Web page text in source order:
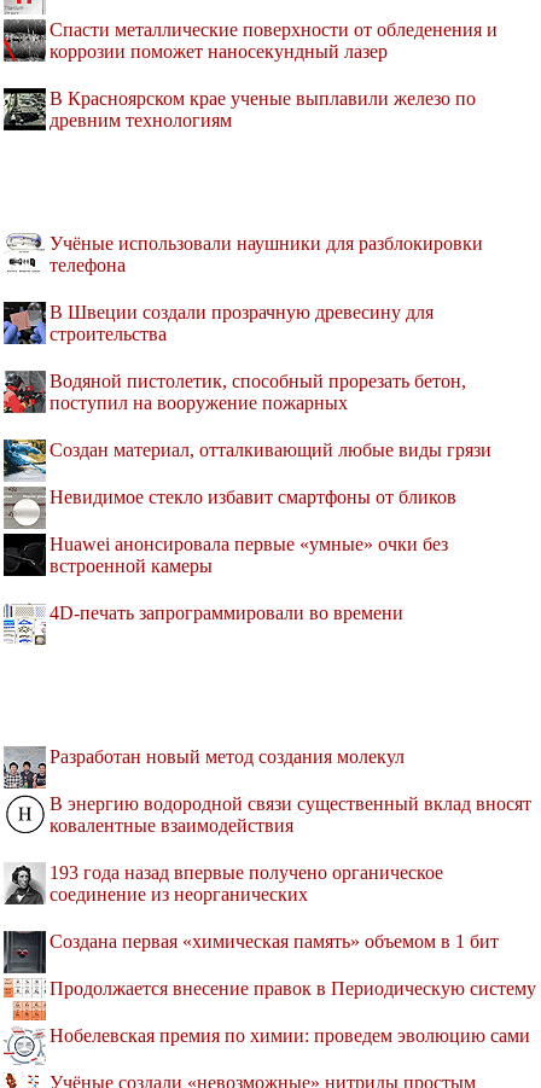
Спасти металлические поверхности от обледенения и
коррозии поможет наносекундный лазер
В Красноярском крае ученые выплавили железо по
древним технологиям
Учёные использовали наушники для разблокировки
телефона
В Швеции создали прозрачную древесину для
строительства
Водяной пистолетик, способный прорезать бетон,
поступил на вооружение пожарных
Создан материал, отталкивающий любые виды грязи
Невидимое стекло избавит смартфоны от бликов
Huawei анонсировала первые «умные» очки без
встроенной камеры
4D-печать запрограммировали во времени
Разработан новый метод создания молекул
В энергию водородной связи существенный вклад вносят
ковалентные взаимодействия
193 года назад впервые получено органическое
соединение из неорганических
Создана первая «химическая память» объемом в 1 бит
Продолжается внесение правок в Периодическую систему
Нобелевская премия по химии: проведем эволюцию сами
Учёные создали «невозможные» нитриды простым